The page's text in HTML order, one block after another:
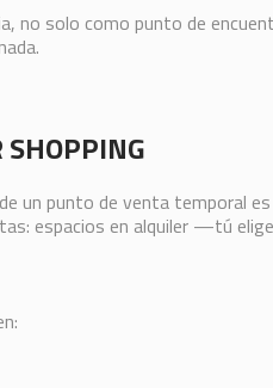
no solo como punto de
SHOPPING
un punto de venta temporal
espacios en alquiler —tú